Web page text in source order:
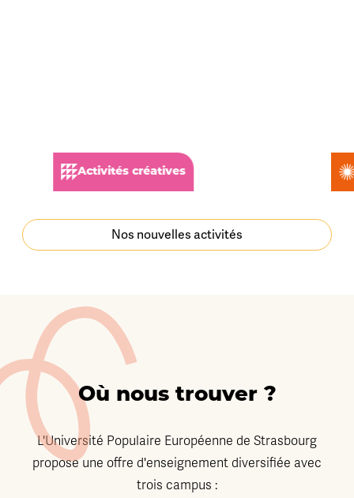
Activités créatives
Nos nouvelles activités
Où nous trouver ?
L'Université Populaire Européenne de Strasbourg
propose une offre d'enseignement diversifiée avec
trois campus :